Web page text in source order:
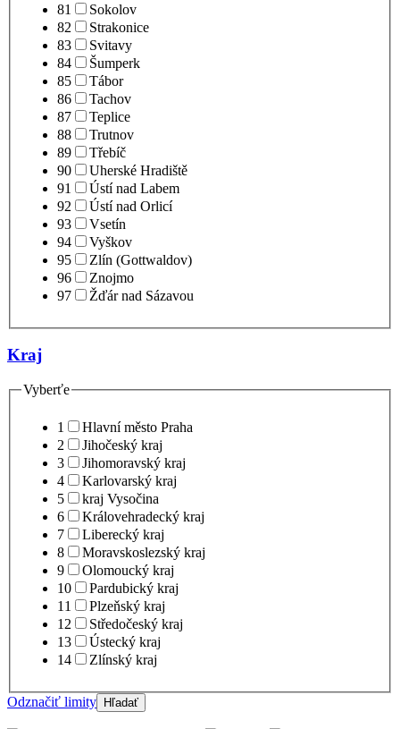
81
Sokolov
82
Strakonice
83
Svitavy
84
Šumperk
85
Tábor
86
Tachov
87
Teplice
88
Trutnov
89
Třebíč
90
Uherské Hradiště
91
Ústí nad Labem
92
Ústí nad Orlicí
93
Vsetín
94
Vyškov
95
Zlín (Gottwaldov)
96
Znojmo
97
Žďár nad Sázavou
Kraj
Vyberťe
1
Hlavní město Praha
2
Jihočeský kraj
3
Jihomoravský kraj
4
Karlovarský kraj
5
kraj Vysočina
6
Královehradecký kraj
7
Liberecký kraj
8
Moravskoslezský kraj
9
Olomoucký kraj
10
Pardubický kraj
11
Plzeňský kraj
12
Středočeský kraj
13
Ústecký kraj
14
Zlínský kraj
Odznačiť limity Hľadať